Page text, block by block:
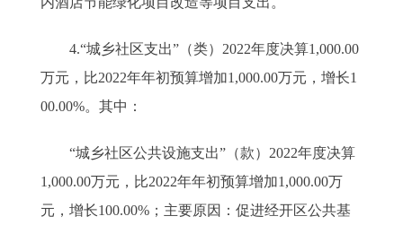
4.“城乡社区支出”（类）2022年度决算1,000.00
万元，比2022年年初预算增加1,000.00万元，增长1
00.00%。其中：
“城乡社区公共设施支出”（款）2022年度决算
1,000.00万元，比2022年年初预算增加1,000.00万
元，增长100.00%；主要原因：促进经开区公共基